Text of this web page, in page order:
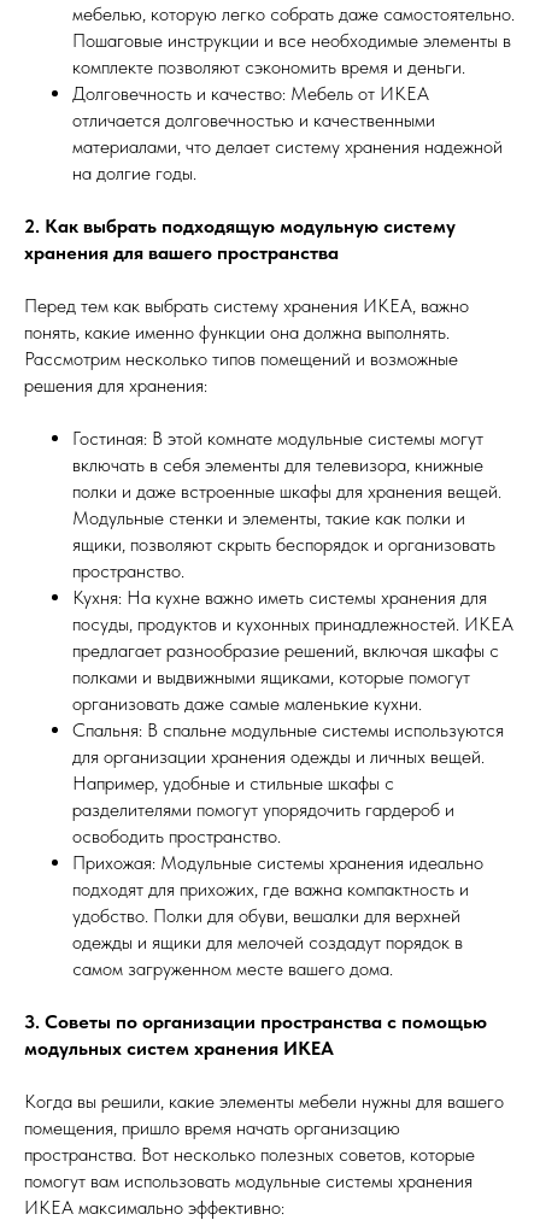
мебелью, которую легко собрать даже самостоятельно.
Пошаговые инструкции и все необходимые элементы в
комплекте позволяют сэкономить время и деньги.
Долговечность и качество: Мебель от ИКЕА
отличается долговечностью и качественными
материалами, что делает систему хранения надежной
на долгие годы.
2. Как выбрать подходящую модульную систему
хранения для вашего пространства
Перед тем как выбрать систему хранения ИКЕА, важно
понять, какие именно функции она должна выполнять.
Рассмотрим несколько типов помещений и возможные
решения для хранения:
Гостиная: В этой комнате модульные системы могут
включать в себя элементы для телевизора, книжные
полки и даже встроенные шкафы для хранения вещей.
Модульные стенки и элементы, такие как полки и
ящики, позволяют скрыть беспорядок и организовать
пространство.
Кухня: На кухне важно иметь системы хранения для
посуды, продуктов и кухонных принадлежностей. ИКЕА
предлагает разнообразие решений, включая шкафы с
полками и выдвижными ящиками, которые помогут
организовать даже самые маленькие кухни.
Спальня: В спальне модульные системы используются
для организации хранения одежды и личных вещей.
Например, удобные и стильные шкафы с
разделителями помогут упорядочить гардероб и
освободить пространство.
Прихожая: Модульные системы хранения идеально
подходят для прихожих, где важна компактность и
удобство. Полки для обуви, вешалки для верхней
одежды и ящики для мелочей создадут порядок в
самом загруженном месте вашего дома.
3. Советы по организации пространства с помощью
модульных систем хранения ИКЕА
Когда вы решили, какие элементы мебели нужны для вашего
помещения, пришло время начать организацию
пространства. Вот несколько полезных советов, которые
помогут вам использовать модульные системы хранения
ИКЕА максимально эффективно: